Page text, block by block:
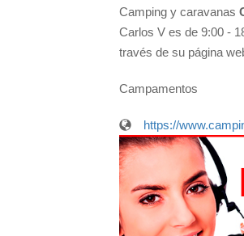
Camping y caravanas
Carlos V es de 9:00 -
través de su página
Campamentos
https://